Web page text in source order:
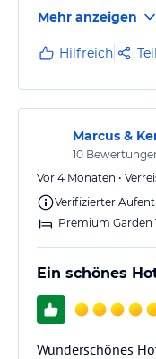
Sonst alles wie
Mehr anzeigen
Hilfreich
Marcus &
10
Vor 4 Monaten •
Verifizierter
Premium Garden
Ein schönes
Wunderschönes